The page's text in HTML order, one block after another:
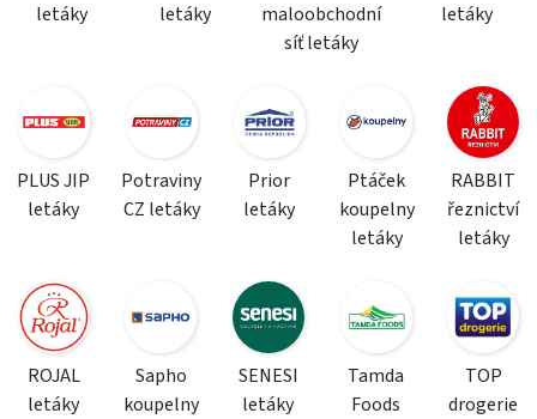
letáky
letáky
maloobchodní
síť letáky
letáky
PLUS JIP
letáky
Potraviny
CZ letáky
Prior
letáky
Ptáček
koupelny
letáky
RABBIT
řeznictví
letáky
ROJAL
letáky
Sapho
koupelny
SENESI
letáky
Tamda
Foods
TOP
drogerie